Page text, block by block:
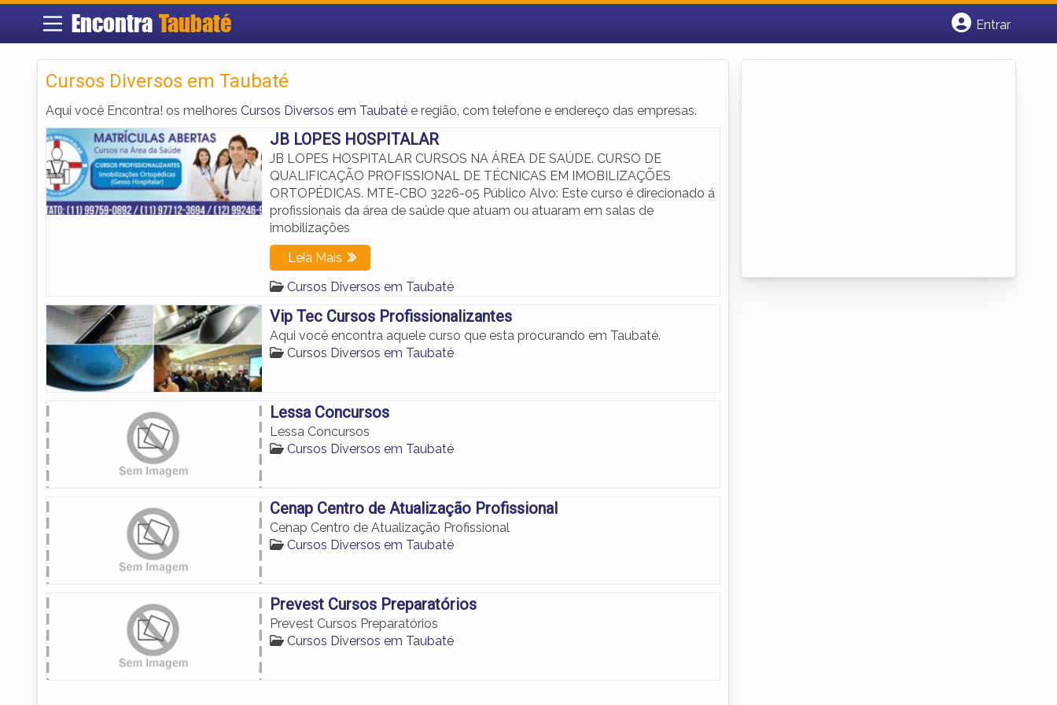
Encontra Taubaté
Entrar
Cursos Diversos em Taubaté
Aqui você Encontra! os melhores Cursos Diversos em Taubaté e região, com telefone e endereço das empresas.
JB LOPES HOSPITALAR
JB LOPES HOSPITALAR CURSOS NA ÁREA DE SAÚDE. CURSO DE
QUALIFICAÇÃO PROFISSIONAL DE TÉCNICAS EM IMOBILIZAÇÕES
ORTOPÉDICAS. MTE-CBO 3226-05 Público Alvo: Este curso é direcionado á
profissionais da área de saúde que atuam ou atuaram em salas de
imobilizações
Leia Mais
Cursos Diversos em Taubaté
Vip Tec Cursos Profissionalizantes
Aqui você encontra aquele curso que esta procurando em Taubaté.
Cursos Diversos em Taubaté
Lessa Concursos
Lessa Concursos
Cursos Diversos em Taubaté
Cenap Centro de Atualização Profissional
Cenap Centro de Atualização Profissional
Cursos Diversos em Taubaté
Prevest Cursos Preparatórios
Prevest Cursos Preparatórios
Cursos Diversos em Taubaté